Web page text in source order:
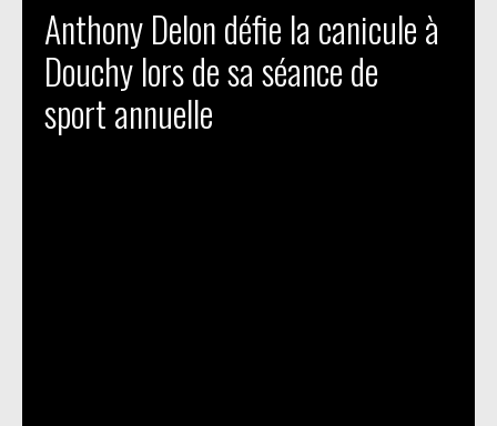
Anthony Delon défie la canicule à
Douchy lors de sa séance de
sport annuelle